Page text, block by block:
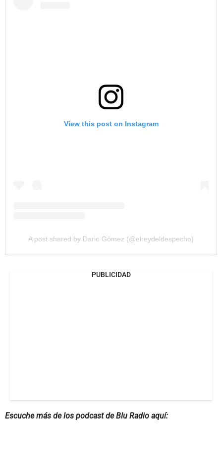
View this post on Instagram
A post shared by Dario Gómez (@elreydeldespecho)
PUBLICIDAD
Escuche más de los podcast de Blu Radio aquí: